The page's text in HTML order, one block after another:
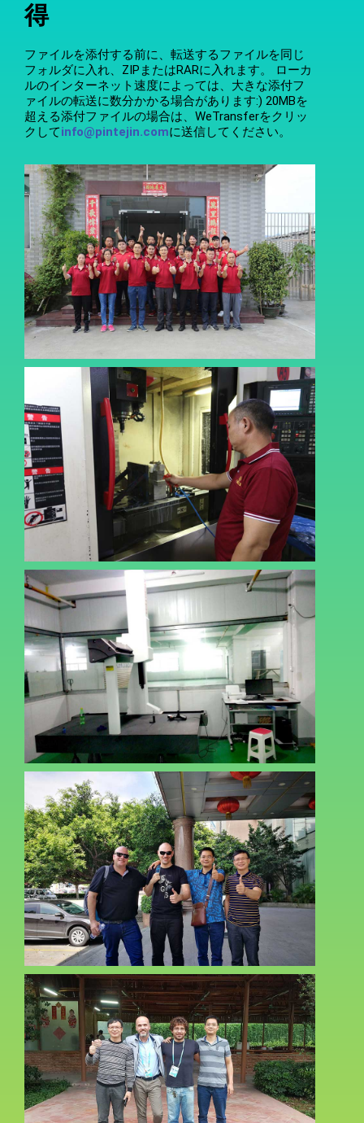
得
ファイルを添付する前に、転送するファイルを同じ
フォルダに入れ、ZIPまたはRARに入れます。 ローカ
ルのインターネット速度によっては、大きな添付フ
ァイルの転送に数分かかる場合があります:) 20MBを
超える添付ファイルの場合は、WeTransferをクリッ
クしてinfo@pintejin.comに送信してください。